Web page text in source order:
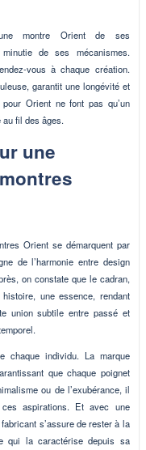
montre Orient de ses
de ses mécanismes.
vous à chaque création.
garantit une longévité et
Orient ne font pas qu’un
fil des âges.
une
Orient se démarquent par
de l’harmonie entre design
on constate que le cadran,
une essence, rendant
union subtile entre passé et
chaque individu. La marque
que chaque poignet
ou de l’exubérance, il
aspirations. Et avec une
s’assure de rester à la
qui la caractérise depuis sa